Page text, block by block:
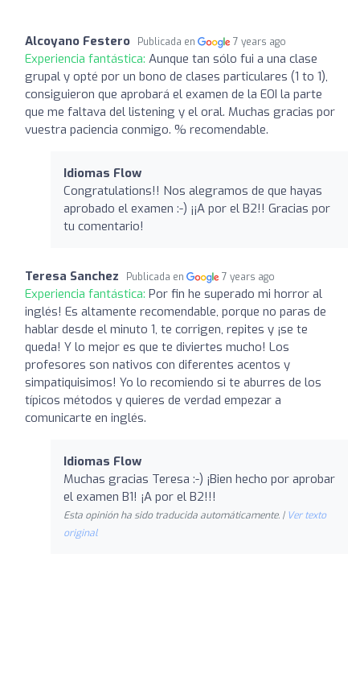
Alcoyano Festero Publicada en 7 years ago
Experiencia fantástica: Aunque tan sólo fui a una clase
grupal y opté por un bono de clases particulares (1 to 1),
consiguieron que aprobará el examen de la EOI la parte
que me faltava del listening y el oral. Muchas gracias por
vuestra paciencia conmigo. % recomendable.
Idiomas Flow
Congratulations!! Nos alegramos de que hayas
aprobado el examen :-) ¡¡A por el B2!! Gracias por
tu comentario!
Teresa Sanchez Publicada en 7 years ago
Experiencia fantástica: Por fin he superado mi horror al
inglés! Es altamente recomendable, porque no paras de
hablar desde el minuto 1, te corrigen, repites y ¡se te
queda! Y lo mejor es que te diviertes mucho! Los
profesores son nativos con diferentes acentos y
simpatiquisimos! Yo lo recomiendo si te aburres de los
típicos métodos y quieres de verdad empezar a
comunicarte en inglés.
Idiomas Flow
Muchas gracias Teresa :-) ¡Bien hecho por aprobar
el examen B1! ¡A por el B2!!!
Esta opinión ha sido traducida automáticamente. | Ver texto
original